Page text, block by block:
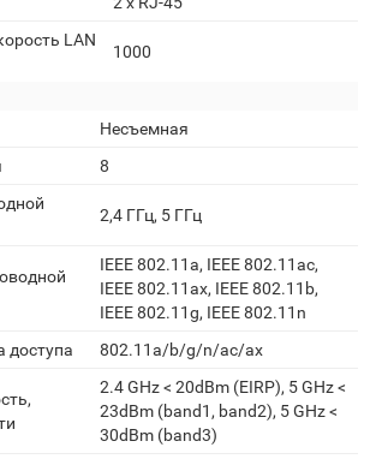
LAN
1000
Несъемная
8
2,4 ГГц, 5 ГГц
IEEE 802.11a, IEEE 802.11ac,
IEEE 802.11ax, IEEE 802.11b,
IEEE 802.11g, IEEE 802.11n
доступа
802.11a/b/g/n/ac/ax
2.4 GHz < 20dBm (EIRP), 5 GHz <
23dBm (band1, band2), 5 GHz <
30dBm (band3)